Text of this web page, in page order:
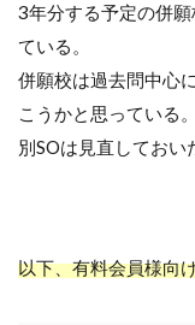
3年分する予定の併
ている。
併願校は過去問中心
こうかと思っている
別SOは見直しておい
以下、有料会員様向